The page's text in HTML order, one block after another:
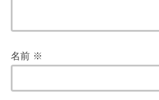
名前 ※